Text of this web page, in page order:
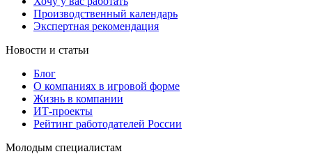
Производственный календарь
Экспертная рекомендация
Новости и статьи
Блог
О компаниях в игровой форме
Жизнь в компании
ИТ-проекты
Рейтинг работодателей России
Молодым специалистам